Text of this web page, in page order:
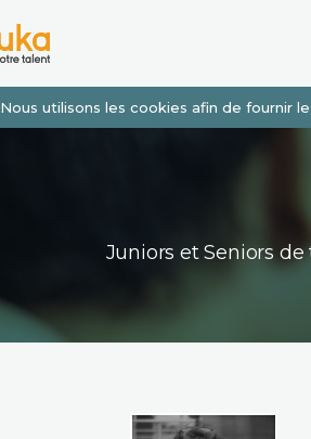
Nous utilisons les cookies afin de fournir
Juniors et Seniors